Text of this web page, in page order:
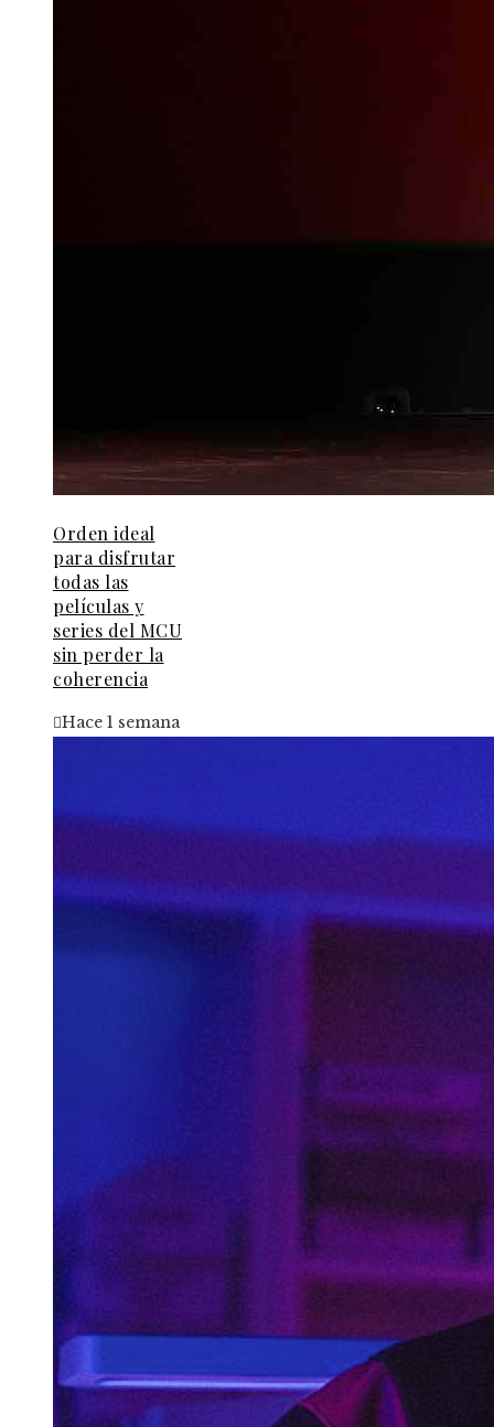
Orden ideal
para disfrutar
todas las
películas y
series del MCU
sin perder la
coherencia
Hace 1 semana